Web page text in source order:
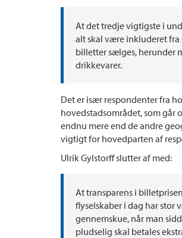
At det tredje vigtigste i
alt skal være inkluderet fra
billetter sælges, herunder
drikkevarer.
Det er især respondenter fra
hovedstadsområdet, som går
endnu mere end de andre
vigtigt for hovedparten af
Ulrik Gylstorff slutter af med:
At transparens i
flyselskaber i dag har
gennemskue, når man
pludselig skal betales